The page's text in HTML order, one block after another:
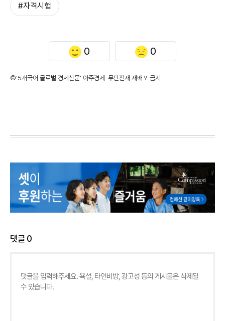
#자격시험
0 0
©'5개국어 글로벌 경제신문' 아주경제. 무단전재·재배포 금지
댓글0